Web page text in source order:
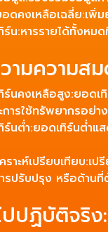
ดคงเหลือเฉลี่ย:เพิ่
น:หารรายได้ทั้งหม
ามความส
ร์นคงเหลือสูง:ยอดเ
การใช้ทรัพยากรอย่า
ร์นต่ำ:ยอดเทิร์นต่ำแ
ราะห์เปรียบเทียบ:
รปรับปรุง หรือด้านที่
ปปฏิบัติจริง